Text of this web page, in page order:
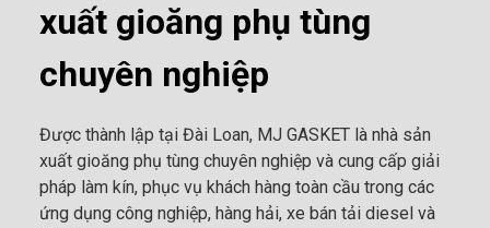
xuất gioăng phụ tùng
chuyên nghiệp
Được thành lập tại Đài Loan, MJ GASKET là nhà sản
xuất gioăng phụ tùng chuyên nghiệp và cung cấp giải
pháp làm kín, phục vụ khách hàng toàn cầu trong các
ứng dụng công nghiệp, hàng hải, xe bán tải diesel và